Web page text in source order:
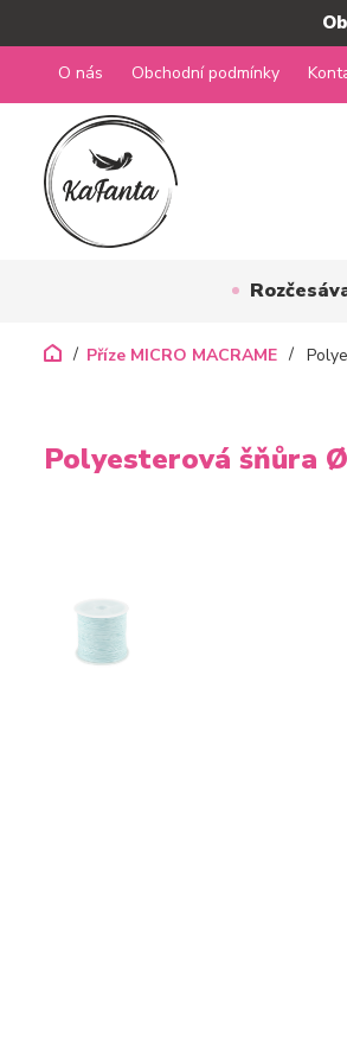
O nás Obchodní podmínky
Příze MICRO MACRAME
Polyesterová šňůra